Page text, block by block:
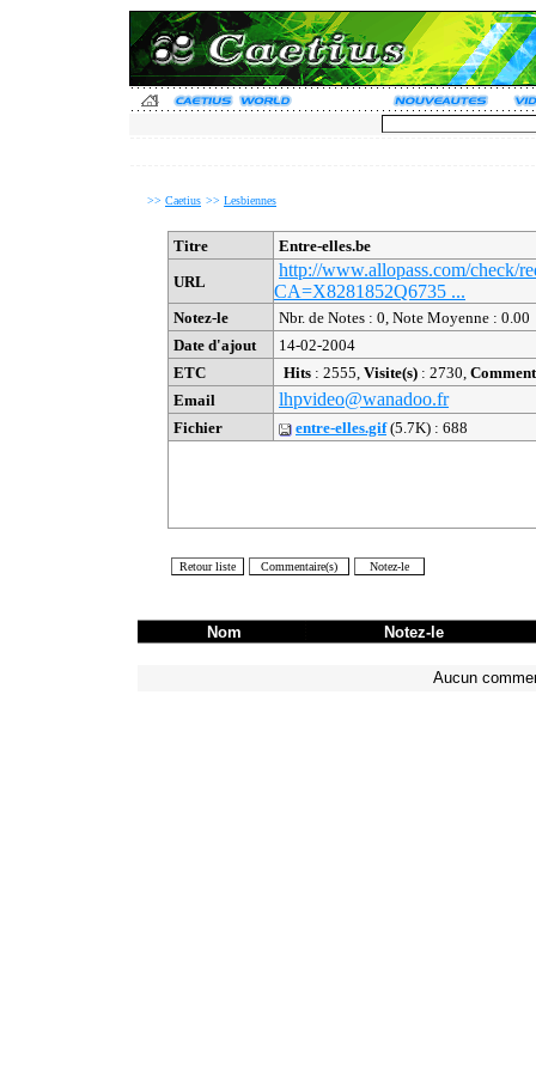
>> Caetius >> Lesbiennes
Titre
Entre-elles.be
URL
http://www.allopass.com/check/
CA=X8281852Q6735 ...
Notez-le
Nbr. de Notes : 0, Note Moyenne : 0.00
Date d'ajout
14-02-2004
ETC
Hits : 2555, Visite(s) : 2730,
Email
lhpvideo@wanadoo.fr
Fichier entre-elles.gif(5.7K) : 688
Nom Notez-le
Aucun